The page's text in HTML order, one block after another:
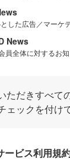
した広告／マーケ
News
員全体に対するお
ただきすべて
ェックを付け
ービス利用規